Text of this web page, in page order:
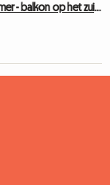
Sereniteitskamer - balkon op het zuiden